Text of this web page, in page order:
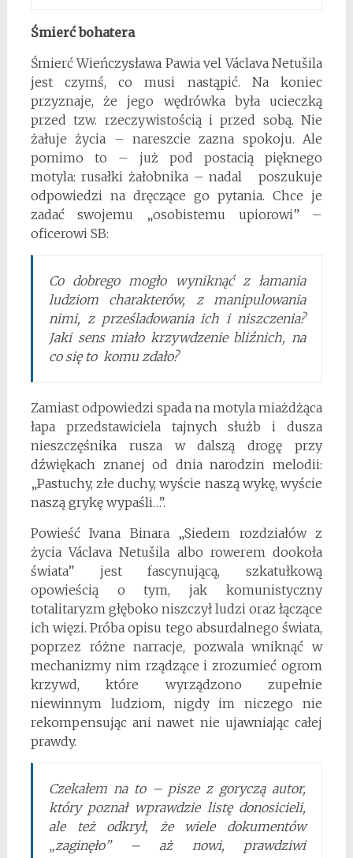
Śmierć bohatera
Śmierć Wieńczysława Pawia vel Václava Netušila
jest czymś, co musi nastąpić. Na koniec
przyznaje, że jego wędrówka była ucieczką
przed tzw. rzeczywistością i przed sobą. Nie
żałuje życia – nareszcie zazna spokoju. Ale
pomimo to – już pod postacią pięknego
motyla: rusałki żałobnika – nadal poszukuje
odpowiedzi na dręczące go pytania. Chce je
zadać swojemu „osobistemu upiorowi” –
oficerowi SB:
Co dobrego mogło wyniknąć z łamania
ludziom charakterów, z manipulowania
nimi, z prześladowania ich i niszczenia?
Jaki sens miało krzywdzenie bliźnich, na
co się to komu zdało?
Zamiast odpowiedzi spada na motyla miażdżąca
łapa przedstawiciela tajnych służb i dusza
nieszczęśnika rusza w dalszą drogę przy
dźwiękach znanej od dnia narodzin melodii:
„Pastuchy, złe duchy, wyście naszą wykę, wyście
naszą grykę wypaśli…”.
Powieść Ivana Binara „Siedem rozdziałów z
życia Václava Netušila albo rowerem dookoła
świata” jest fascynującą, szkatułkową
opowieścią o tym, jak komunistyczny
totalitaryzm głęboko niszczył ludzi oraz łączące
ich więzi. Próba opisu tego absurdalnego świata,
poprzez różne narracje, pozwala wniknąć w
mechanizmy nim rządzące i zrozumieć ogrom
krzywd, które wyrządzono zupełnie
niewinnym ludziom, nigdy im niczego nie
rekompensując ani nawet nie ujawniając całej
prawdy.
Czekałem na to – pisze z goryczą autor,
który poznał wprawdzie listę donosicieli,
ale też odkrył, że wiele dokumentów
„zaginęło” – aż nowi, prawdziwi